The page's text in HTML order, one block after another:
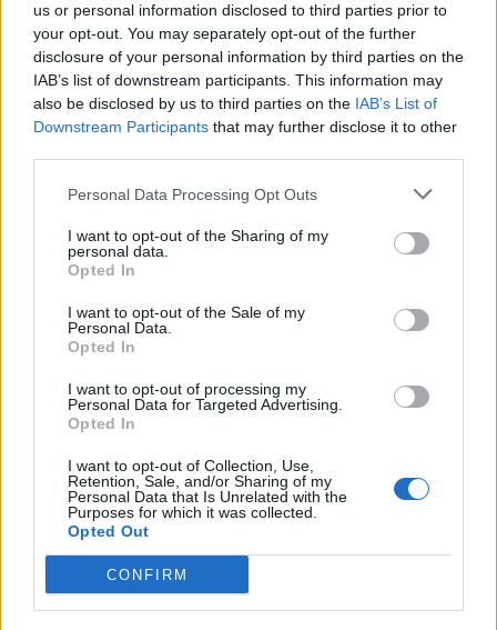
us or personal information disclosed to third parties prior to
your opt-out. You may separately opt-out of the further
disclosure of your personal information by third parties on the
IAB’s list of downstream participants. This information may
also be disclosed by us to third parties on the IAB’s List of
Downstream Participants that may further disclose it to other
Personal Data Processing Opt Outs
I want to opt-out of the Sharing of my
personal data.
Opted In
I want to opt-out of the Sale of my
Personal Data.
Opted In
I want to opt-out of processing my
Personal Data for Targeted Advertising.
Opted In
I want to opt-out of Collection, Use,
Retention, Sale, and/or Sharing of my
Personal Data that Is Unrelated with the
Purposes for which it was collected.
Opted Out
CONFIRM
**************************************************************
*******************************************